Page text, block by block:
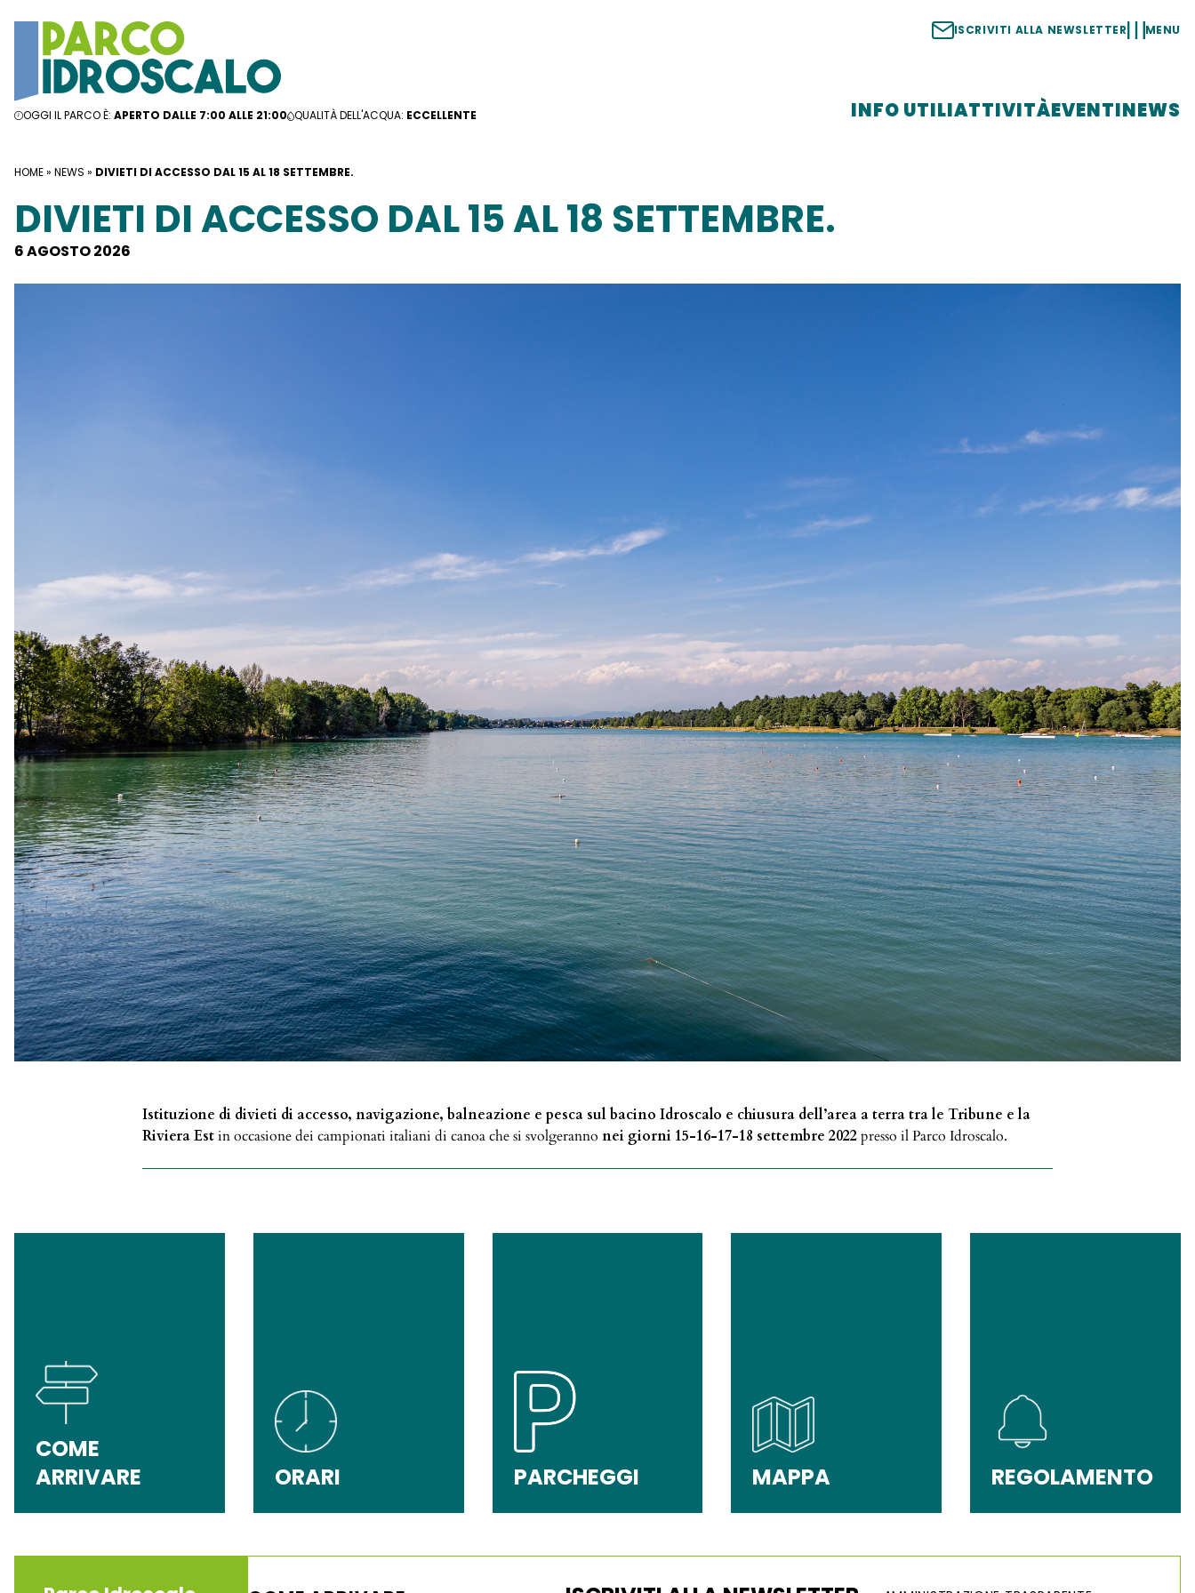
OGGI IL PARCO È: APERTO DALLE 7:00 ALLE 21:00 QUALITÀ DELL'ACQUA: ECCELLENTE
ISCRIVITI ALLA NEWSLETTER MENU
INFO UTILIATTIVITÀEVENTINEWS
HOME» NEWS » DIVIETI DI ACCESSO DAL 15 AL 18 SETTEMBRE.
DIVIETI DI ACCESSO DAL 15 AL 18 SETTEMBRE.
6 AGOSTO 2026
Istituzione di divieti di accesso, navigazione, balneazione e pesca sul bacino Idroscalo e chiusura dell’area a terra tra le Tribune e la
Riviera Estin occasione dei campionati italiani di canoa che si svolgeranno nei giorni 15-16-17-18 settembre 2022presso il Parco Idroscalo.
COME
ARRIVARE
ORARI PARCHEGGI MAPPA REGOLAMENTO